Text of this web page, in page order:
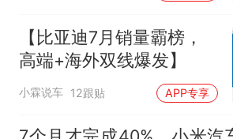
【比亚迪7月销量霸榜，
高端+海外双线爆发】
小霖说车 12跟贴 APP专享